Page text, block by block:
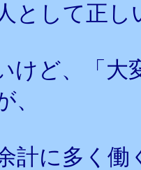
として正
けど、「
、
計に多く